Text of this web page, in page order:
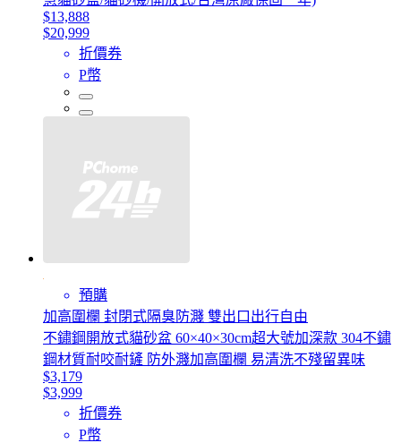
$13,888
$20,999
折價券
P幣
預購
加高圍欄 封閉式隔臭防濺 雙出口出行自由
不鏽鋼開放式貓砂盆 60×40×30cm超大號加深款 304不鏽
鋼材質耐咬耐鏟 防外濺加高圍欄 易清洗不殘留異味
$3,179
$3,999
折價券
P幣